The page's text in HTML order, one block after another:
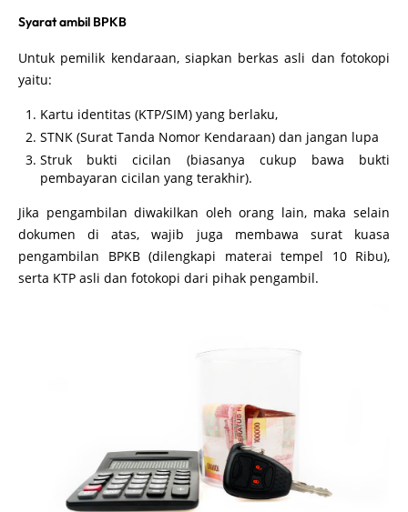
Syarat ambil BPKB
Untuk pemilik kendaraan, siapkan berkas asli dan fotokopi
yaitu:
Kartu identitas (KTP/SIM) yang berlaku,
STNK (Surat Tanda Nomor Kendaraan) dan jangan lupa
Struk bukti cicilan (biasanya cukup bawa bukti
pembayaran cicilan yang terakhir).
Jika pengambilan diwakilkan oleh orang lain, maka selain
dokumen di atas, wajib juga membawa surat kuasa
pengambilan BPKB (dilengkapi materai tempel 10 Ribu),
serta KTP asli dan fotokopi dari pihak pengambil.